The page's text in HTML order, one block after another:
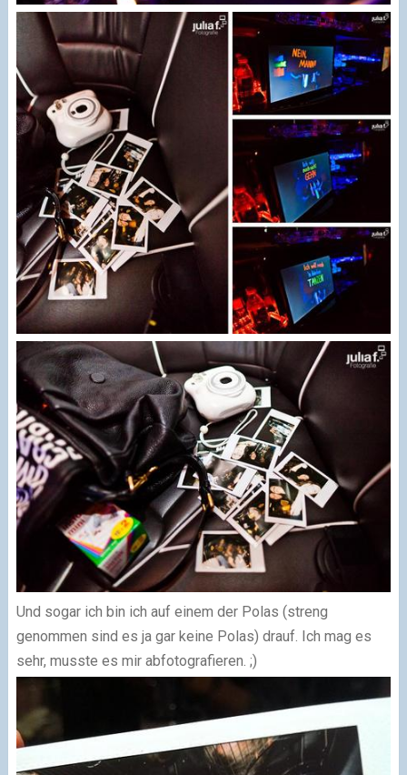
Und sogar ich bin ich auf einem der Polas (streng
genommen sind es ja gar keine Polas) drauf. Ich mag es
sehr, musste es mir abfotografieren. ;)